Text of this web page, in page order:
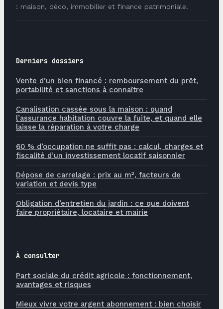
: maison, déco, immobilier et finance patrimoniale.
Derniers dossiers
Vente d’un bien financé : remboursement du prêt,
portabilité et sanctions à connaître
Canalisation cassée sous la maison : quand
l’assurance habitation couvre la fuite, et quand elle
laisse la réparation à votre charge
60 % d’occupation ne suffit pas : calcul, charges et
fiscalité d’un investissement locatif saisonnier
Dépose de carrelage : prix au m², facteurs de
variation et devis type
Obligation d’entretien du jardin : ce que doivent
faire propriétaire, locataire et mairie
À consulter
Part sociale du crédit agricole : fonctionnement,
avantages et risques
Mieux vivre votre argent abonnement : bien choisir